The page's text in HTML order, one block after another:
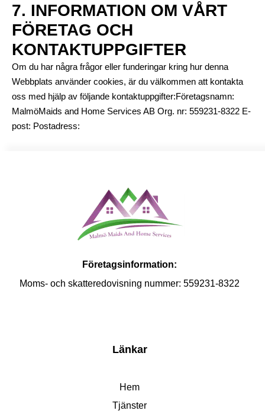
7. INFORMATION OM VÅRT
FÖRETAG OCH
KONTAKTUPPGIFTER
Om du har några frågor eller funderingar kring hur denna
Webbplats använder cookies, är du välkommen att kontakta
oss med hjälp av följande kontaktuppgifter:Företagsnamn:
MalmöMaids and Home Services AB Org. nr: 559231-8322 E-
post: Postadress:
Företagsinformation:
Moms- och skatteredovisning nummer: 559231-8322
Länkar
Hem
Tjänster